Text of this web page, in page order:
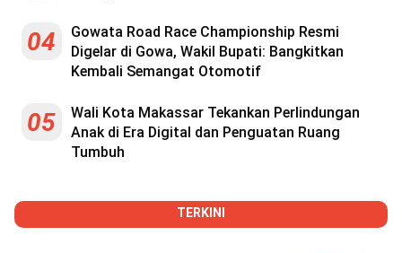
04
Gowata Road Race Championship Resmi
Digelar di Gowa, Wakil Bupati: Bangkitkan
Kembali Semangat Otomotif
05
Wali Kota Makassar Tekankan Perlindungan
Anak di Era Digital dan Penguatan Ruang
Tumbuh
TERKINI